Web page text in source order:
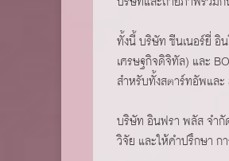
ทั้งนี้ บริษัท ซีนเนอร์ยี่ อิ
เศรษฐกิจดิจิทัล) และ
สำหรับทั้งสตาร์ทอัพแล
บริษัท อินฟรา พลัส จํากั
วิจัย และให้คําปรึกษา ก